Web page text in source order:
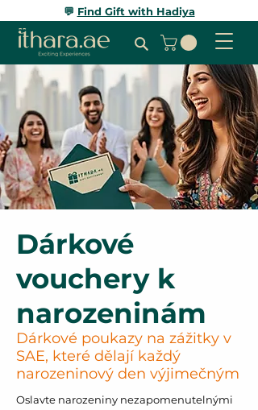
💬 Find Gift with Hadiya
Dárkové
vouchery k
narozeninám
Dárkové poukazy na zážitky v
SAE, které dělají každý
narozeninový den výjimečným
Oslavte narozeniny nezapomenutelnými